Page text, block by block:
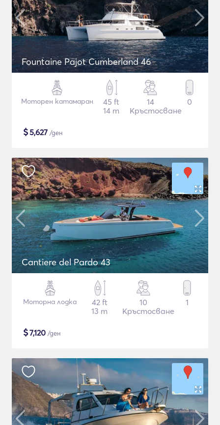
Fountaine Pajot Cumberland 46
Моторен катамаран
45 ft
14 m
14
Кръстосване
0
$5,627 /ден
Cantiere del Pardo 43
Моторна лодка
42 ft
13 m
10
Кръстосване
1
$7,120 /ден